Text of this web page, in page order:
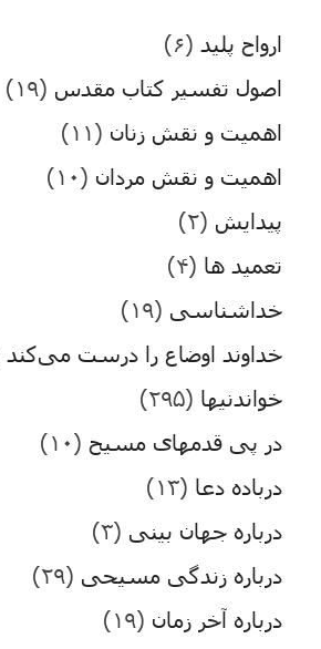
ارواح پلید (۶)
اصول تفسیر کتاب مقدس (۱۹)
اهمیت و نقش زنان (۱۱)
اهمیت و نقش مردان (۱۰)
پیدایش (۲)
تعمید ها (۴)
خداشناسی (۱۹)
خداوند اوضاع را درست می‌کند
خواندنیها (۲۹۵)
در پی قدمهای مسیح (۱۰)
درباده دعا (۱۳)
درباره جهان بینی (۳)
درباره زندگی مسیحی (۲۹)
درباره آخر زمان (۱۹)